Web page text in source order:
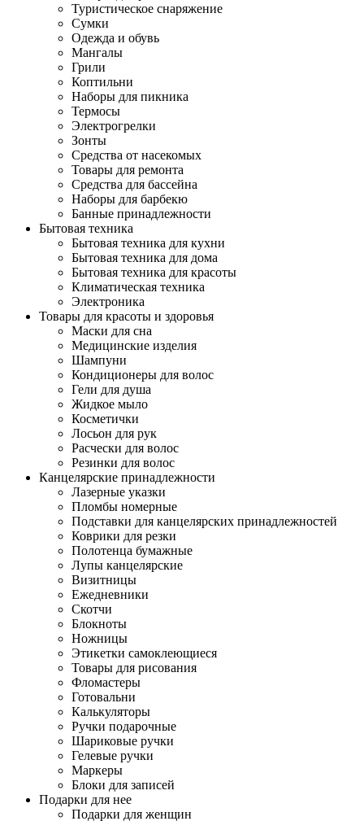
Туристическое снаряжение
Сумки
Одежда и обувь
Мангалы
Грили
Коптильни
Наборы для пикника
Термосы
Электрогрелки
Зонты
Средства от насекомых
Товары для ремонта
Средства для бассейна
Наборы для барбекю
Банные принадлежности
Бытовая техника
Бытовая техника для кухни
Бытовая техника для дома
Бытовая техника для красоты
Климатическая техника
Электроника
Товары для красоты и здоровья
Маски для сна
Медицинские изделия
Шампуни
Кондиционеры для волос
Гели для душа
Жидкое мыло
Косметички
Лосьон для рук
Расчески для волос
Резинки для волос
Канцелярские принадлежности
Лазерные указки
Пломбы номерные
Подставки для канцелярских принадлежностей
Коврики для резки
Полотенца бумажные
Лупы канцелярские
Визитницы
Ежедневники
Скотчи
Блокноты
Ножницы
Этикетки самоклеющиеся
Товары для рисования
Фломастеры
Готовальни
Калькуляторы
Ручки подарочные
Шариковые ручки
Гелевые ручки
Маркеры
Блоки для записей
Подарки для нее
Подарки для женщин